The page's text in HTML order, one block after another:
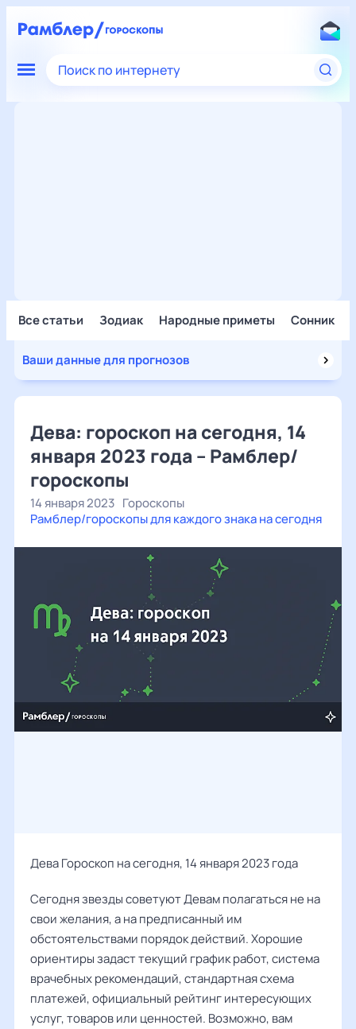
Поиск по интернету
Все статьи Зодиак Народные приметы Сонник
Ваши данные для прогнозов
Дева: гороскоп на сегодня, 14
января 2023 года – Рамблер/
гороскопы
14 января 2023 Гороскопы
Рамблер/гороскопы для каждого знака на сегодня
Дева Гороскоп на сегодня, 14 января 2023 года
Сегодня звезды советуют Девам полагаться не на
свои желания, а на предписанный им
обстоятельствами порядок действий. Хорошие
ориентиры задаст текущий график работ, система
врачебных рекомендаций, стандартная схема
платежей, официальный рейтинг интересующих
услуг, товаров или ценностей. Возможно, вам